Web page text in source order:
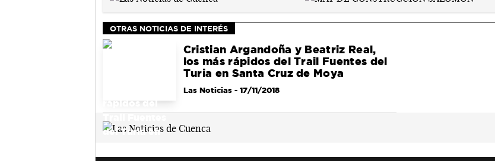
OTRAS NOTICIAS DE INTERÉS
Cristian Argandoña y Beatriz Real,
los más rápidos del Trail Fuentes del
Turia en Santa Cruz de Moya
Las Noticias- 17/11/2018